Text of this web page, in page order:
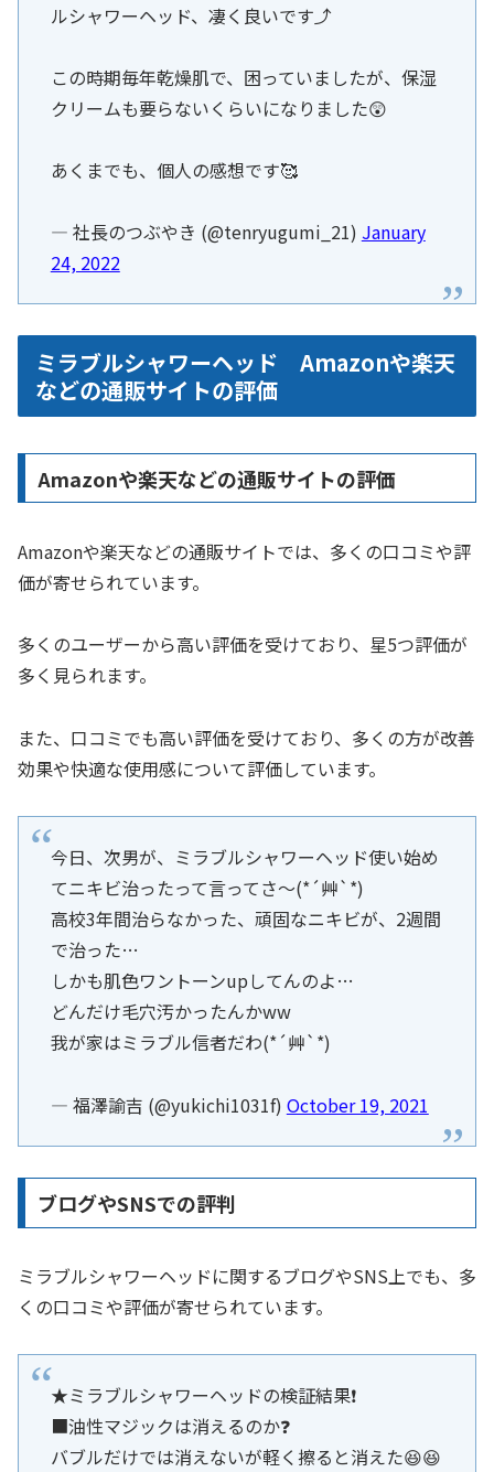
ルシャワーヘッド、凄く良いです⤴️
この時期毎年乾燥肌で、困っていましたが、保湿
クリームも要らないくらいになりました😲
あくまでも、個人の感想です🥰
— 社長のつぶやき (@tenryugumi_21) January
24, 2022
ミラブルシャワーヘッド Amazonや楽天
などの通販サイトの評価
Amazonや楽天などの通販サイトの評価
Amazonや楽天などの通販サイトでは、多くの口コミや評
価が寄せられています。
多くのユーザーから高い評価を受けており、星5つ評価が
多く見られます。
また、口コミでも高い評価を受けており、多くの方が改善
効果や快適な使用感について評価しています。
今日、次男が、ミラブルシャワーヘッド使い始め
てニキビ治ったって言ってさ〜(*´艸`*)
高校3年間治らなかった、頑固なニキビが、2週間
で治った…
しかも肌色ワントーンupしてんのよ…
どんだけ毛穴汚かったんかww
我が家はミラブル信者だわ(*´艸`*)
— 福澤諭吉 (@yukichi1031f) October 19, 2021
ブログやSNSでの評判
ミラブルシャワーヘッドに関するブログやSNS上でも、多
くの口コミや評価が寄せられています。
★ミラブルシャワーヘッドの検証結果❗
■油性マジックは消えるのか❓
バブルだけでは消えないが軽く擦ると消えた😆😆